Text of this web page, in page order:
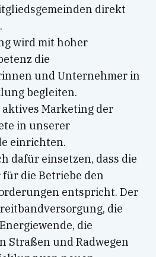
direkt
wird mit hoher
die
und Unternehmer in
begleiten.
Marketing der
in unserer
einrichten.
dafür einsetzen, dass die
die Betriebe den
entspricht. Der
die
die
Straßen und Radwegen